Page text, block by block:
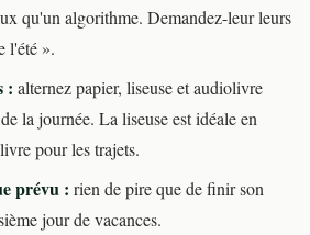
qu'un algorithme. Demandez-leur leurs
l'été ».
: alternez papier, liseuse et audiolivre
la journée. La liseuse est idéale en
pour les trajets.
prévu : rien de pire que de finir son
jour de vacances.